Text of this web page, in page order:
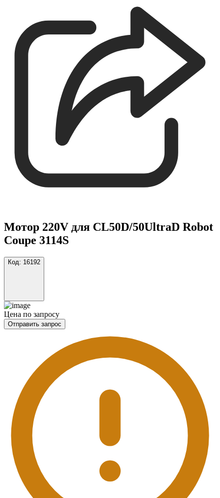
Мотор 220V для CL50D/50UltraD Robot
Coupe 3114S
Код: 16192
Цена по запросу
Отправить запрос